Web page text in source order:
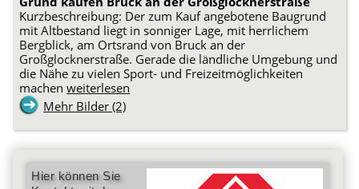
Kurzbeschreibung: Der zum Kauf angebotene Baugrund
mit Altbestand liegt in sonniger Lage, mit herrlichem
Bergblick, am Ortsrand von Bruck an der
Großglocknerstraße. Gerade die ländliche Umgebung und
die Nähe zu vielen Sport- und Freizeitmöglichkeiten
machenweiterlesen
Mehr Bilder (2)
Hier können Sie